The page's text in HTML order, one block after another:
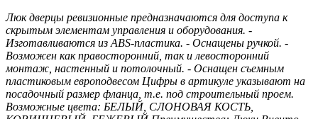
Люк дверцы ревизионные предназначаются для доступа к
скрытым элементам управления и оборудования. -
Изготавливаются из ABS-пластика. - Оснащены ручкой. -
Возможен как правосторонний, так и левосторонний
монтаж, настенный и потолочный. - Оснащен съемным
пластиковым европодвесом Цифры в артикуле указывают на
посадочный размер фланца, т.е. под строительный проем.
Возможные цвета: БЕЛЫЙ, СЛОНОВАЯ КОСТЬ,